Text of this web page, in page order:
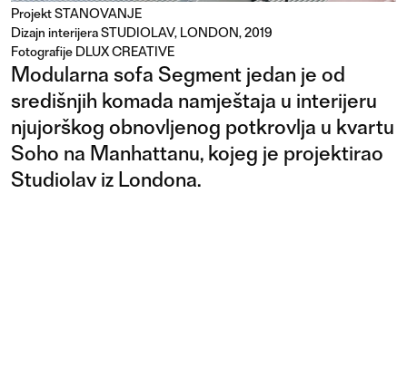
ProjektSTANOVANJE
Dizajn interijera STUDIOLAV, LONDON, 2019
Fotografije DLUX CREATIVE
Modularna sofa Segment jedan je od
središnjih komada namještaja u interijeru
njujorškog obnovljenog potkrovlja u kvartu
Soho na Manhattanu, kojeg je projektirao
Studiolav iz Londona.